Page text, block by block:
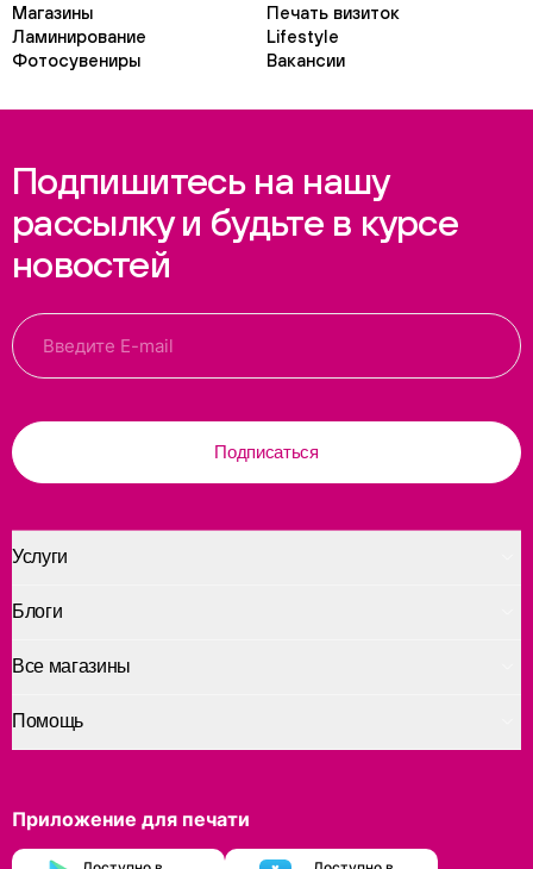
Магазины
Печать визиток
Ламинирование
Lifestyle
Фотосувениры
Вакансии
Подпишитесь на нашу
рассылку и будьте в курсе
новостей
Подписаться
Услуги
Помощь
Блоги
Все магазины
Приложение для печати